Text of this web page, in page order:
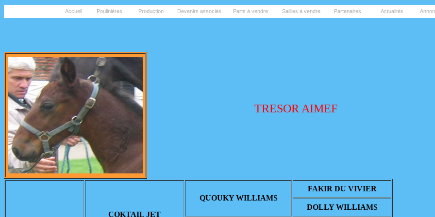
Accueil Poulinières Production Devenirs associés Parts à vendre Saillies à vendre Partenaires Actualités
TRESOR AIMEF
COKTAIL JET
QUOUKY WILLIAMS
FAKIR DU VIVIER
DOLLY WILLIAMS